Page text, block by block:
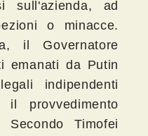
sull'azienda, ad
o minacce.
il Governatore
emanati da Putin
indipendenti
il provvedimento
Timofei